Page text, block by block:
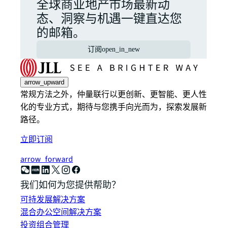
全球商业地产市场最新动
态、洞察与机遇一键直达您
的邮箱。
订阅open_in_new
arrow_upward
常规方法之外，仲量联行以更创新、更智能、更人性
化的专业方式，期待与您携手向光而为，探索发展新
路径。
立即订阅
arrow_forward
我们如何为您提供帮助？
可持发展解决方案
混合办公空间解决方案
投资组合管理